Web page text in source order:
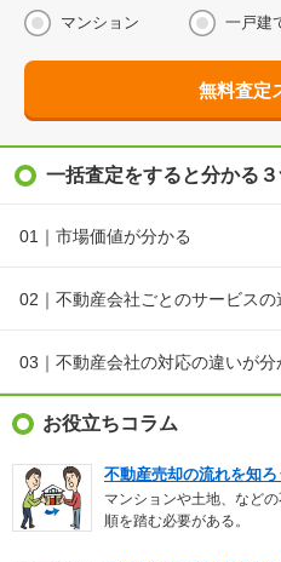
マンション 一戸建
無料査定
一括査定をすると分かる
01｜市場価値が分かる
02｜不動産会社ごとのサービスの
03｜不動産会社の対応の違いが分
お役立ちコラム
不動産売却の流れを知ろ
マンションや土地、など
順を踏む必要がある。